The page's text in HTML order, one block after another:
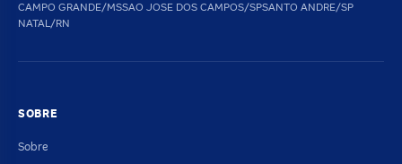
CAMPO GRANDE/MSSAO JOSE DOS CAMPOS/SPSANTO ANDRE/SP
NATAL/RN
SOBRE
Sobre